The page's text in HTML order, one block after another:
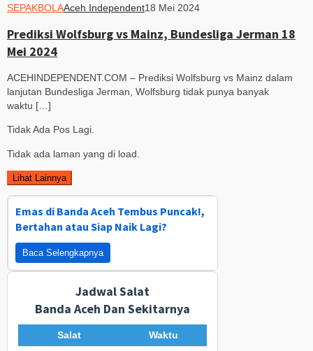
SEPAKBOLAAceh Independent18 Mei 2024
Prediksi Wolfsburg vs Mainz, Bundesliga Jerman 18
Mei 2024
ACEHINDEPENDENT.COM – Prediksi Wolfsburg vs Mainz dalam
lanjutan Bundesliga Jerman, Wolfsburg tidak punya banyak
waktu […]
Tidak Ada Pos Lagi.
Tidak ada laman yang di load.
Lihat Lainnya
Emas di Banda Aceh Tembus Puncak!,
Bertahan atau Siap Naik Lagi?
Baca Selengkapnya
Jadwal Salat
Banda Aceh Dan Sekitarnya
Salat
Waktu